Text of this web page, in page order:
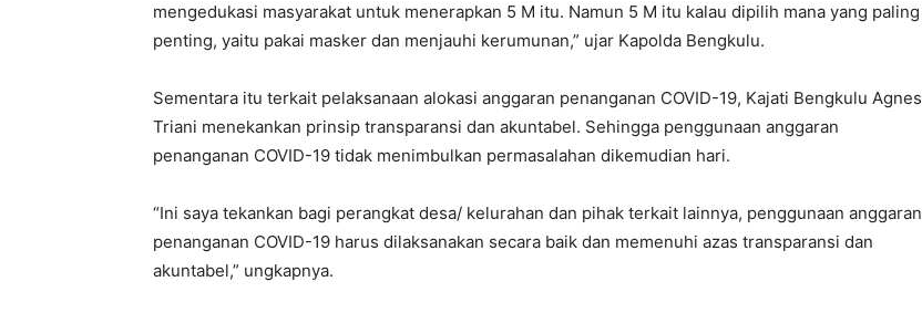
mengedukasi masyarakat untuk menerapkan 5 M itu. Namun 5 M itu kalau dipilih mana yang paling
penting, yaitu pakai masker dan menjauhi kerumunan,” ujar Kapolda Bengkulu.
Sementara itu terkait pelaksanaan alokasi anggaran penanganan COVID-19, Kajati Bengkulu Agnes
Triani menekankan prinsip transparansi dan akuntabel. Sehingga penggunaan anggaran
penanganan COVID-19 tidak menimbulkan permasalahan dikemudian hari.
“Ini saya tekankan bagi perangkat desa/ kelurahan dan pihak terkait lainnya, penggunaan anggaran
penanganan COVID-19 harus dilaksanakan secara baik dan memenuhi azas transparansi dan
akuntabel,” ungkapnya.